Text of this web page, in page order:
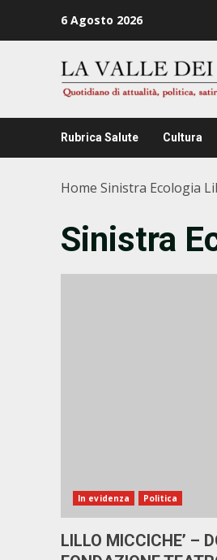
6 Agosto 2026
Rubrica Salute Cultura
Home Sinistra Ecologia
Sinistra
In evidenza Politica
LILLO MICCICHE’ –